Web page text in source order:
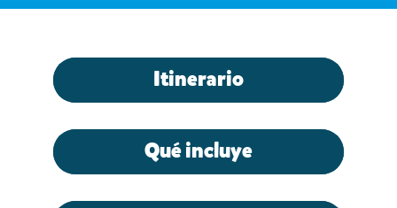
Itinerario
Qué incluye